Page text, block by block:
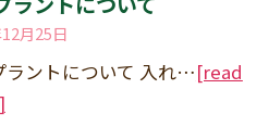
月25日
ラントについて 入れ…[read